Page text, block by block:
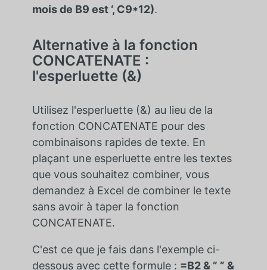
mois de B9 est ‘, C9*12).
Alternative à la fonction
CONCATENATE :
l'esperluette (&)
Utilisez l'esperluette (&) au lieu de la
fonction CONCATENATE pour des
combinaisons rapides de texte. En
plaçant une esperluette entre les textes
que vous souhaitez combiner, vous
demandez à Excel de combiner le texte
sans avoir à taper la fonction
CONCATENATE.
C'est ce que je fais dans l'exemple ci-
dessous avec cette formule : =B2 & ” ” &